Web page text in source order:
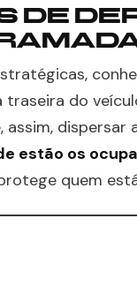
DE
traseira do
assim,
estão os
quem